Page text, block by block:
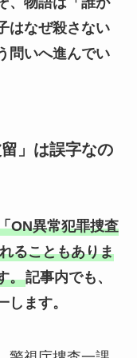
はなぜ殺さない
問いへ進んでい
」は誤字なの
ON異常犯罪捜査
ることもありま
。記事内でも、
ます。